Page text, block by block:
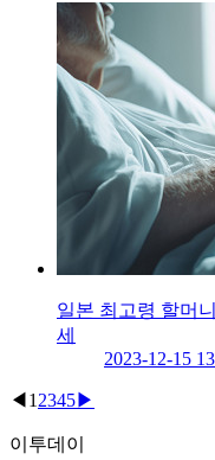
일본 최고령 할머
세
2023-12-15
◀ 1 2345▶
이투데이